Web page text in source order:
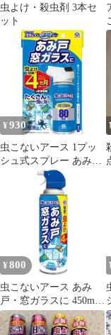
虫よけ・殺虫剤 3本セ
ット
¥ 930
虫こないアース 1プッ
シュ式スプレー あみ
戸・窓ガラスに 80回分
手軽に虫よけ 超速乾ド
ライタイプ 侵入防止 害
虫駆除 殺虫剤
¥ 800
虫こないアース あみ
戸・窓ガラスに 450ml
害虫忌避 カメムシ 蛾
コバエ 羽アリ など 虫